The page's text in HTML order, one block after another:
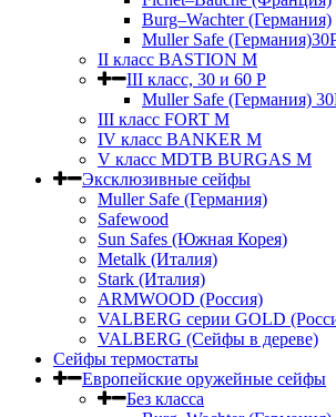
Burg–Wachter (Германия)
Muller Safe
II класс BASTION M
III класс, 30 и 60 P
Muller Safe (Германия)
III класс FORT M
IV класс BANKER M
V класс МDTB BURGAS M
Эксклюзивные сейфы
Muller Safe (Германия)
Safewood
Sun Safes (Южная Корея)
Metalk (Италия)
Stark (Италия)
ARMWOOD (Россия)
VALBERG серии GOLD
VALBERG (Сейфы в дереве)
Сейфы термостаты
Европейские оружейные сейфы
Без класса